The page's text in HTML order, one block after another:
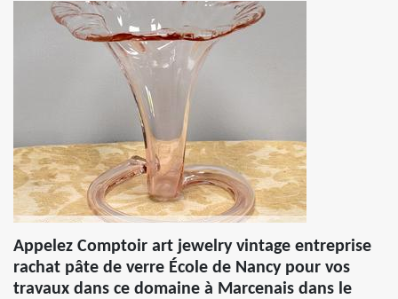
Appelez Comptoir art jewelry vintage entreprise
rachat pâte de verre École de Nancy pour vos
travaux dans ce domaine à Marcenais dans le